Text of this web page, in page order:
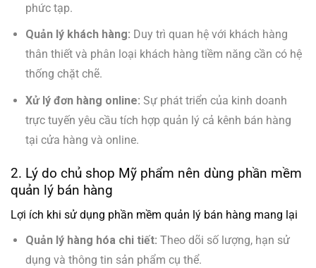
phức tạp.
Quản lý khách hàng: Duy trì quan hệ với khách hàng
thân thiết và phân loại khách hàng tiềm năng cần có hệ
thống chặt chẽ.
Xử lý đơn hàng online: Sự phát triển của kinh doanh
trực tuyến yêu cầu tích hợp quản lý cả kênh bán hàng
tại cửa hàng và online.
2. Lý do chủ shop Mỹ phẩm nên dùng phần mềm
quản lý bán hàng
Lợi ích khi sử dụng phần mềm quản lý bán hàng mang lại
Quản lý hàng hóa chi tiết: Theo dõi số lượng, hạn sử
dụng và thông tin sản phẩm cụ thể.